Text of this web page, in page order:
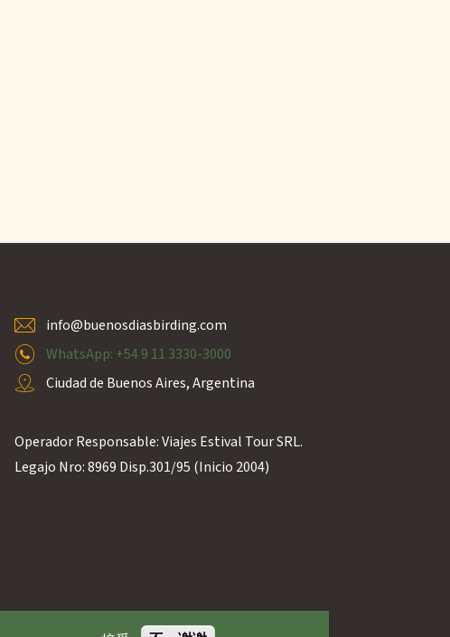
info@buenosdiasbirding.com
WhatsApp: +54 9 11 3330-3000
Ciudad de Buenos Aires, Argentina
Operador Responsable: Viajes Estival Tour SRL.
Legajo Nro: 8969 Disp.301/95 (Inicio 2004)